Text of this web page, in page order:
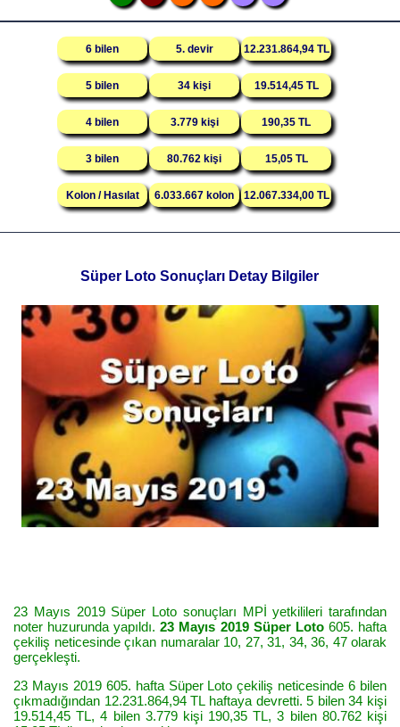
6 bilen 5. devir 12.231.864,94 TL
5 bilen 34 kişi 19.514,45 TL
4 bilen 3.779 kişi 190,35 TL
3 bilen 80.762 kişi 15,05 TL
Kolon / Hasılat 6.033.667 kolon 12.067.334,00 TL
Süper Loto Sonuçları Detay Bilgiler
23 Mayıs 2019 Süper Loto sonuçları MPİ yetkilileri tarafından
noter huzurunda yapıldı.23 Mayıs 2019 Süper Loto605. hafta
çekiliş neticesinde çıkan numaralar 10, 27, 31, 34, 36, 47 olarak
gerçekleşti.
23 Mayıs 2019 605. hafta Süper Loto çekiliş neticesinde 6 bilen
çıkmadığından 12.231.864,94 TL haftaya devretti. 5 bilen 34 kişi
19.514,45 TL, 4 bilen 3.779 kişi 190,35 TL, 3 bilen 80.762 kişi